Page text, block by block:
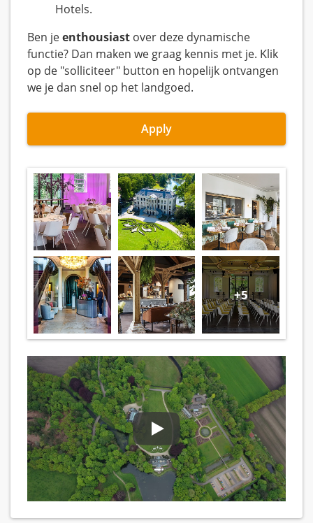
Hotels.
Ben jeenthousiast over deze dynamische
functie? Dan maken we graag kennis met je. Klik
op de "solliciteer" button en hopelijk ontvangen
we je dan snel op het landgoed.
Apply
+5